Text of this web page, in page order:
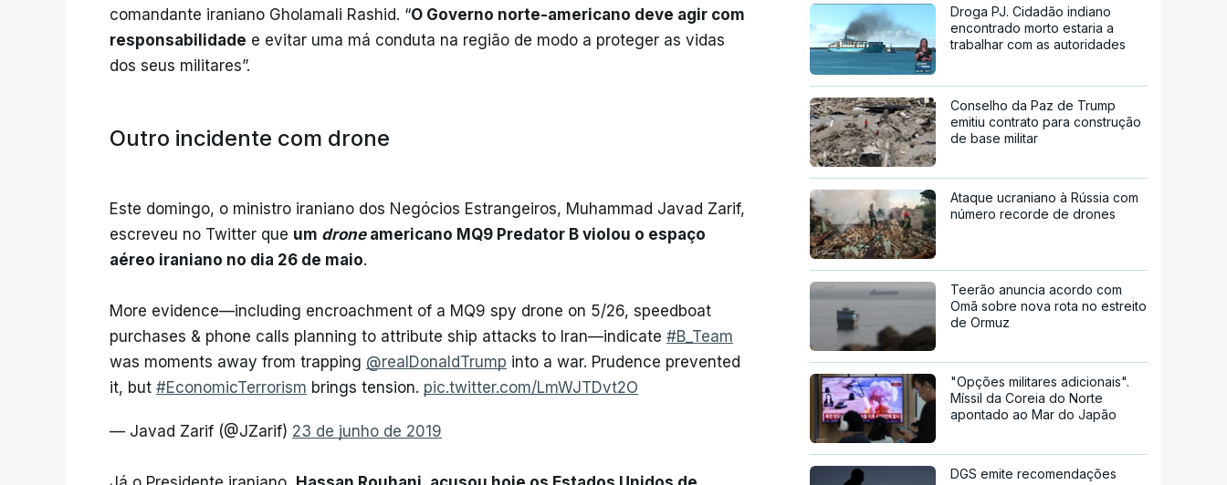
comandante iraniano Gholamali Rashid. “O Governo norte-americano deve agir com
responsabilidade e evitar uma má conduta na região de modo a proteger as vidas
dos seus militares”.
Outro incidente com drone
Este domingo, o ministro iraniano dos Negócios Estrangeiros, Muhammad Javad Zarif,
escreveu no Twitter que um drone americano MQ9 Predator B violou o espaço
aéreo iraniano no dia 26 de maio.
More evidence—including encroachment of a MQ9 spy drone on 5/26, speedboat
purchases & phone calls planning to attribute ship attacks to Iran—indicate #B_Team
was moments away from trapping @realDonaldTrump into a war. Prudence prevented
it, but #EconomicTerrorism brings tension. pic.twitter.com/LmWJTDvt2O
— Javad Zarif (@JZarif) 23 de junho de 2019
Droga PJ. Cidadão indiano
encontrado morto estaria a
trabalhar com as autoridades
Conselho da Paz de Trump
emitiu contrato para construção
de base militar
Ataque ucraniano à Rússia com
número recorde de drones
Teerão anuncia acordo com
Omã sobre nova rota no estreito
de Ormuz
"Opções militares adicionais".
Míssil da Coreia do Norte
apontado ao Mar do Japão
DGS emite recomendações